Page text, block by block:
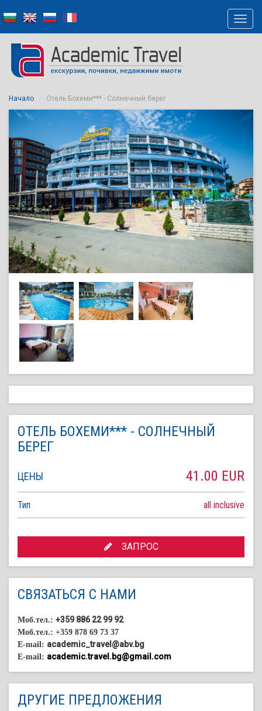
Начало Отель Бохеми*** - Солнечный берег
ОТЕЛЬ БОХЕМИ*** - СОЛНЕЧНЫЙ
БЕРЕГ
ЦЕНЫ 41.00 EUR
Тип all inclusive
ЗАПРОС
СВЯЗАТЬСЯ С НАМИ
Моб.тел.: +359 886 22 99 92
Моб.тел.: +359 878 69 73 37
E-mail: academic_travel@abv.bg
E-mail: academic.travel.bg@gmail.com
ДРУГИЕ ПРЕДЛОЖЕНИЯ